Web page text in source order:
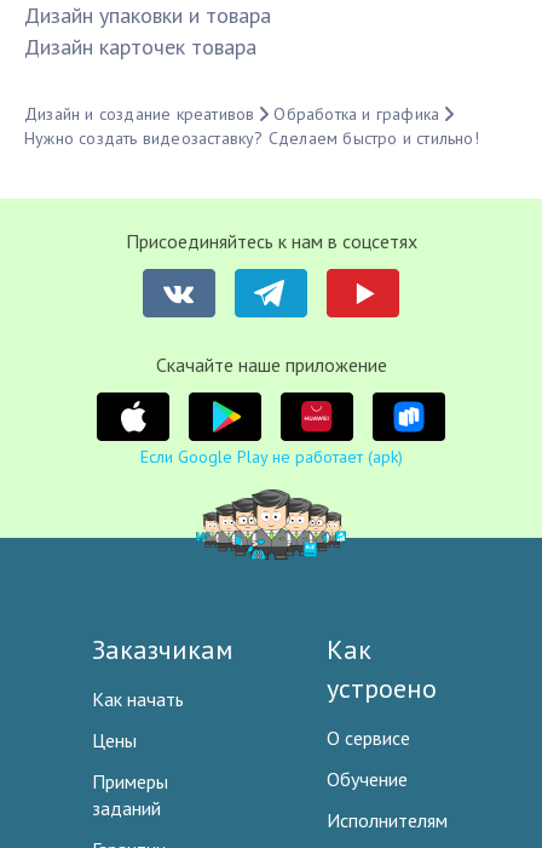
Дизайн упаковки и товара
Дизайн карточек товара
Дизайн и создание креативов
Обработка и графика
Нужно создать видеозаставку? Сделаем быстро и стильно!
Присоединяйтесь к нам в соцсетях
Cкачайте наше приложение
Если Google Play не работает (apk)
Заказчикам
Как начать
Цены
Примеры
заданий
Как
устроено
О сервисе
Обучение
Исполнителям